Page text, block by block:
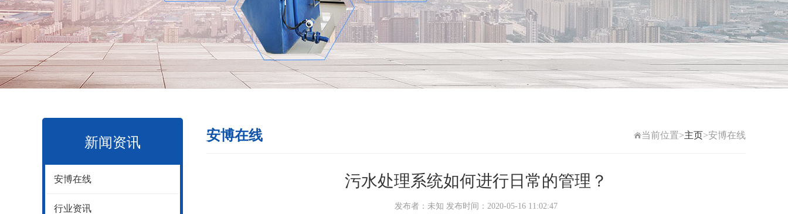
新闻资讯
安博在线
行业资讯
安博在线 当前位置>主页>安博在线
污水处理系统如何进行日常的管理？
发布者：未知 发布时间：2020-05-16 11:02:47